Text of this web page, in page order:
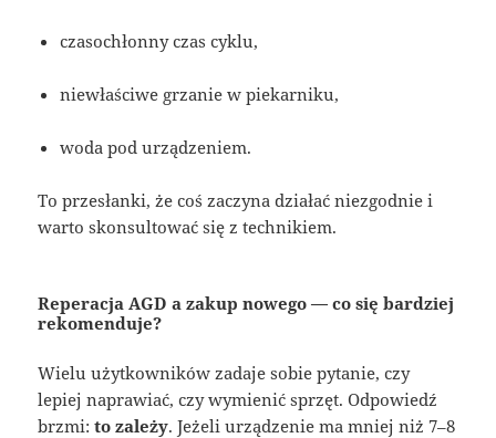
czasochłonny czas cyklu,
niewłaściwe grzanie w piekarniku,
woda pod urządzeniem.
To przesłanki, że coś zaczyna działać niezgodnie i
warto skonsultować się z technikiem.
Reperacja AGD a zakup nowego — co się bardziej
rekomenduje?
Wielu użytkowników zadaje sobie pytanie, czy
lepiej naprawiać, czy wymienić sprzęt. Odpowiedź
brzmi:to zależy. Jeżeli urządzenie ma mniej niż 7–8